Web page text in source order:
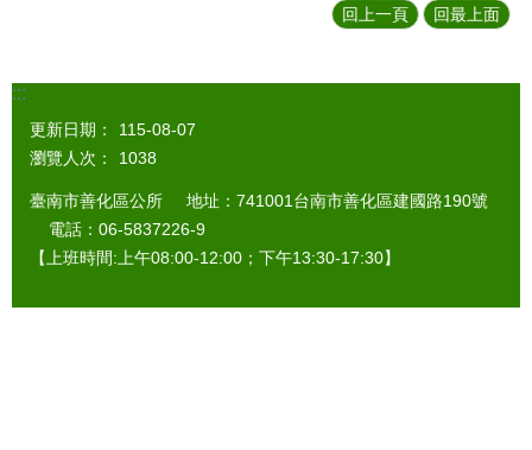
回上一頁 回最上面
:::
更新日期：
115-08-07
瀏覽人次：
1038
臺南市善化區公所 地址：741001台南市善化區建國路190號
電話：06-5837226-9
【上班時間:上午08:00-12:00；下午13:30-17:30】